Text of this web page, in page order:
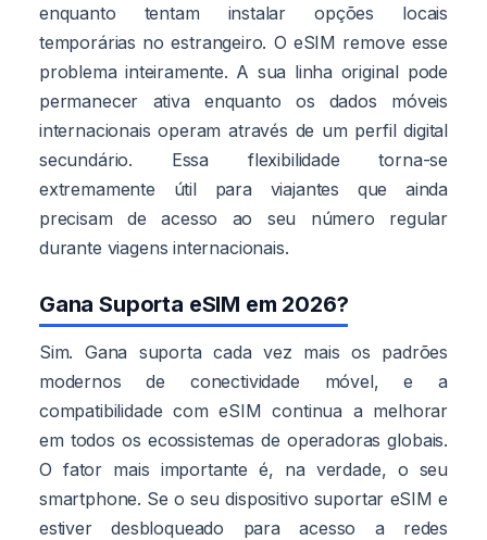
enquanto tentam instalar opções locais
temporárias no estrangeiro. O eSIM remove esse
problema inteiramente. A sua linha original pode
permanecer ativa enquanto os dados móveis
internacionais operam através de um perfil digital
secundário. Essa flexibilidade torna-se
extremamente útil para viajantes que ainda
precisam de acesso ao seu número regular
durante viagens internacionais.
Gana Suporta eSIM em 2026?
Sim. Gana suporta cada vez mais os padrões
modernos de conectividade móvel, e a
compatibilidade com eSIM continua a melhorar
em todos os ecossistemas de operadoras globais.
O fator mais importante é, na verdade, o seu
smartphone. Se o seu dispositivo suportar eSIM e
estiver desbloqueado para acesso a redes